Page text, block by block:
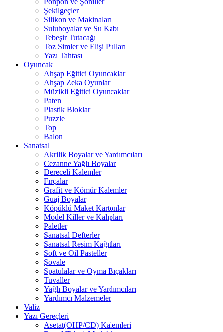
Ponpon ve Şöniller
Şekilgeçler
Silikon ve Makinaları
Suluboyalar ve Su Kabı
Tebeşir Tutacağı
Toz Simler ve Elişi Pulları
Yazı Tahtası
Oyuncak
Ahşap Eğitici Oyuncaklar
Ahşap Zeka Oyunları
Müzikli Eğitici Oyuncaklar
Paten
Plastik Bloklar
Puzzle
Top
Balon
Sanatsal
Akrilik Boyalar ve Yardımcıları
Cezanne Yağlı Boyalar
Dereceli Kalemler
Fırçalar
Grafit ve Kömür Kalemler
Guaj Boyalar
Köpüklü Maket Kartonlar
Model Killer ve Kalıpları
Paletler
Sanatsal Defterler
Sanatsal Resim Kağıtları
Soft ve Oil Pasteller
Şovale
Spatulalar ve Oyma Bıçakları
Tuvaller
Yağlı Boyalar ve Yardımcıları
Yardımcı Malzemeler
Valiz
Yazı Gereçleri
Asetat(OHP/CD) Kalemleri